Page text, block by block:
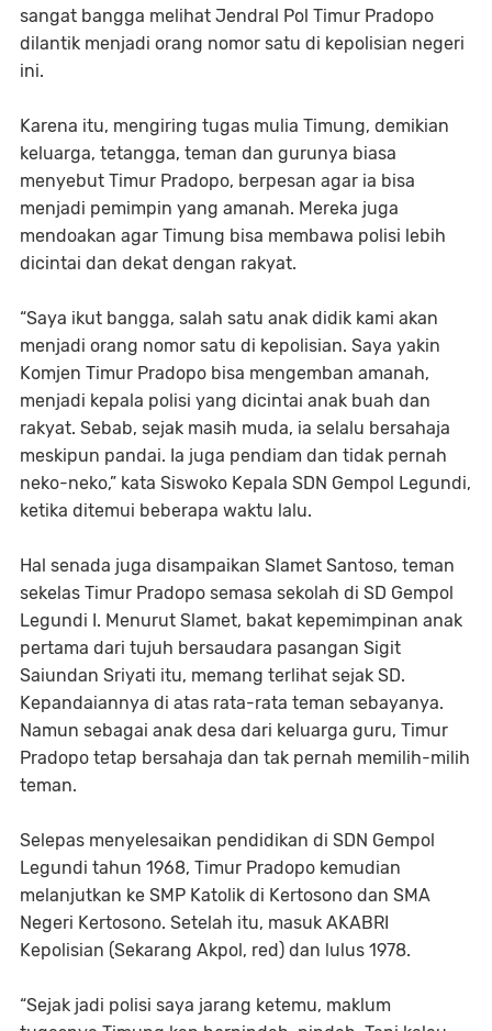
sangat bangga melihat Jendral Pol Timur Pradopo
dilantik menjadi orang nomor satu di kepolisian negeri
ini.
Karena itu, mengiring tugas mulia Timung, demikian
keluarga, tetangga, teman dan gurunya biasa
menyebut Timur Pradopo, berpesan agar ia bisa
menjadi pemimpin yang amanah. Mereka juga
mendoakan agar Timung bisa membawa polisi lebih
dicintai dan dekat dengan rakyat.
“Saya ikut bangga, salah satu anak didik kami akan
menjadi orang nomor satu di kepolisian. Saya yakin
Komjen Timur Pradopo bisa mengemban amanah,
menjadi kepala polisi yang dicintai anak buah dan
rakyat. Sebab, sejak masih muda, ia selalu bersahaja
meskipun pandai. Ia juga pendiam dan tidak pernah
neko-neko,” kata Siswoko Kepala SDN Gempol Legundi,
ketika ditemui beberapa waktu lalu.
Hal senada juga disampaikan Slamet Santoso, teman
sekelas Timur Pradopo semasa sekolah di SD Gempol
Legundi I. Menurut Slamet, bakat kepemimpinan anak
pertama dari tujuh bersaudara pasangan Sigit
Saiundan Sriyati itu, memang terlihat sejak SD.
Kepandaiannya di atas rata-rata teman sebayanya.
Namun sebagai anak desa dari keluarga guru, Timur
Pradopo tetap bersahaja dan tak pernah memilih-milih
teman.
Selepas menyelesaikan pendidikan di SDN Gempol
Legundi tahun 1968, Timur Pradopo kemudian
melanjutkan ke SMP Katolik di Kertosono dan SMA
Negeri Kertosono. Setelah itu, masuk AKABRI
Kepolisian (Sekarang Akpol, red) dan lulus 1978.
“Sejak jadi polisi saya jarang ketemu, maklum